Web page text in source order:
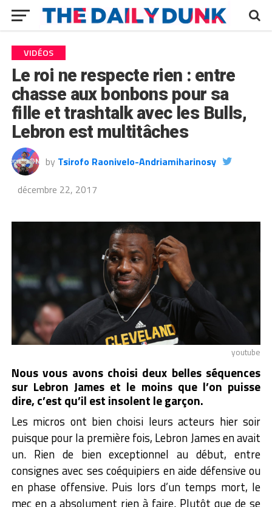
VIDÉOS
Le roi ne respecte rien : entre
chasse aux bonbons pour sa
fille et trashtalk avec les Bulls,
Lebron est multitâches
by Tsirofo Raonivelo-Andriamiharinosy
décembre 22, 2017
youtube
Nous vous avons choisi deux belles séquences
sur Lebron James et le moins que l’on puisse
dire, c’est qu’il est insolent le garçon.
Les micros ont bien choisi leurs acteurs hier soir
puisque pour la première fois, Lebron James en avait
un. Rien de bien exceptionnel au début, entre
consignes avec ses coéquipiers en aide défensive ou
en phase offensive. Puis lors d’un temps mort, le
mec en a absolument rien à faire. Plutôt que de se